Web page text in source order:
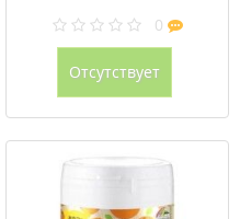
0
Отсутствует